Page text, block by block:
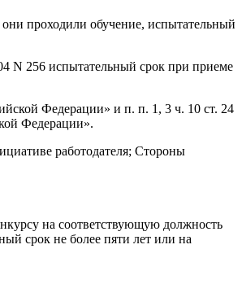
проходили обучение, испытательный
N 256 испытательный срок при приеме
Федерации» и п. п. 1, 3 ч. 10 ст. 24
Федерации».
работодателя; Стороны
на соответствующую должность
срок не более пяти лет или на